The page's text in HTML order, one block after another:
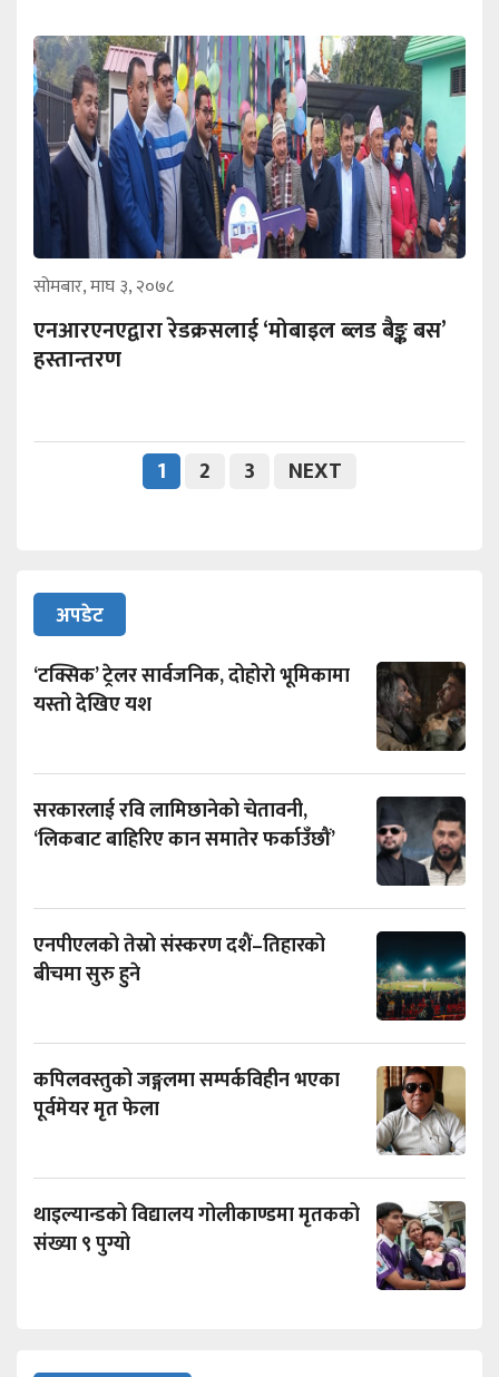
सोमबार, माघ ३, २०७८
एनआरएनएद्वारा रेडक्रसलाई ‘मोबाइल ब्लड बैङ्क बस’
हस्तान्तरण
1 2 3 NEXT
अपडेट
‘टक्सिक’ ट्रेलर सार्वजनिक, दोहोरो भूमिकामा
यस्तो देखिए यश
सरकारलाई रवि लामिछानेको चेतावनी,
‘लिकबाट बाहिरिए कान समातेर फर्काउँछौं’
एनपीएलको तेस्रो संस्करण दशैं–तिहारको
बीचमा सुरु हुने
कपिलवस्तुको जङ्गलमा सम्पर्कविहीन भएका
पूर्वमेयर मृत फेला
थाइल्यान्डको विद्यालय गोलीकाण्डमा मृतकको
संख्या ९ पुग्यो